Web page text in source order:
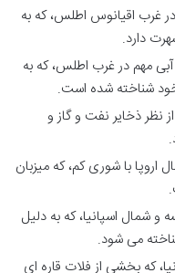
غرب اقیانوس اطلس، که به
دارد.
مهم در غرب اطلس، که به
شناخته شده است.
نظر ذخایر نفت و گاز و
اروپا با شوری کم، که میزبان
و شمال اسپانیا، که به دلیل
می شود.
که بخشی از فلات قاره ای